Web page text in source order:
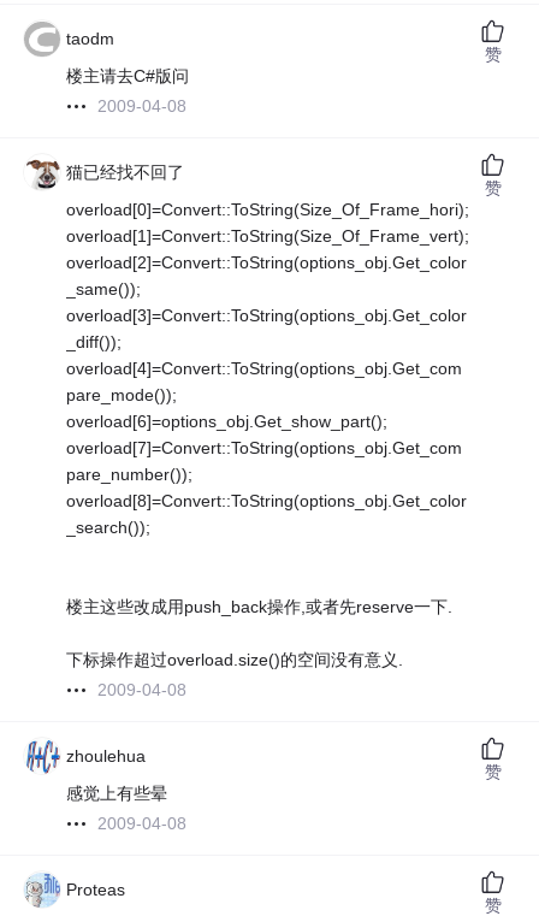
taodm
楼主请去C#版问
2009-04-08
赞
猫已经找不回了
overload[0]=Convert::ToString(Size_Of_Frame_hori);
overload[1]=Convert::ToString(Size_Of_Frame_vert);
overload[2]=Convert::ToString(options_obj.Get_color
_same());
overload[3]=Convert::ToString(options_obj.Get_color
_diff());
overload[4]=Convert::ToString(options_obj.Get_com
pare_mode());
overload[6]=options_obj.Get_show_part();
overload[7]=Convert::ToString(options_obj.Get_com
pare_number());
overload[8]=Convert::ToString(options_obj.Get_color
_search());
楼主这些改成用push_back操作,或者先reserve一下.
下标操作超过overload.size()的空间没有意义.
2009-04-08
赞
zhoulehua
感觉上有些晕
2009-04-08
赞
Proteas
赞